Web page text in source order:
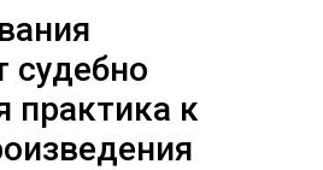
судебно
практика к